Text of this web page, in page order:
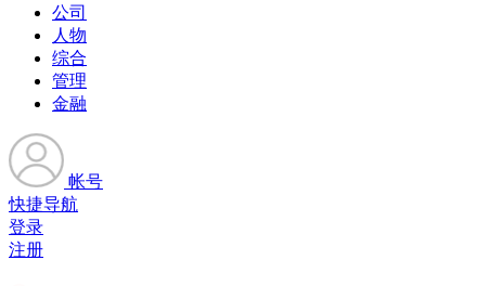
公司
人物
综合
管理
金融
帐号
快捷导航
登录
注册